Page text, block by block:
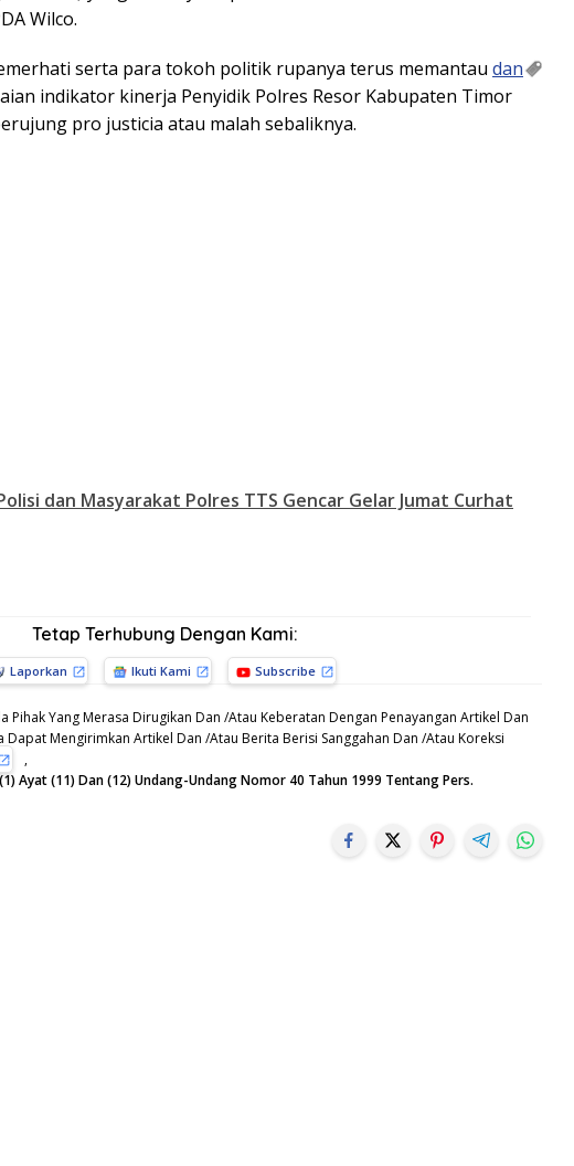
Wilco.
serta para tokoh politik rupanya terus memantau dan
indikator kinerja Penyidik Polres Resor Kabupaten Timor
pro justicia atau malah sebaliknya.
dan Masyarakat Polres TTS Gencar Gelar Jumat Curhat
Tetap Terhubung Dengan Kami:
Laporkan Ikuti Kami Subscribe
Pihak Yang Merasa Dirugikan Dan /Atau Keberatan Dengan Penayangan Artikel Dan
Mengirimkan Artikel Dan /Atau Berita Berisi Sanggahan Dan /Atau Koreksi
,
Ayat (11) Dan (12) Undang-Undang Nomor 40 Tahun 1999 Tentang Pers.